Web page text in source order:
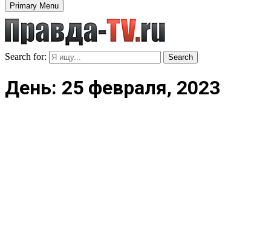
Primary Menu
Search for: Search
День: 25 февраля, 2023